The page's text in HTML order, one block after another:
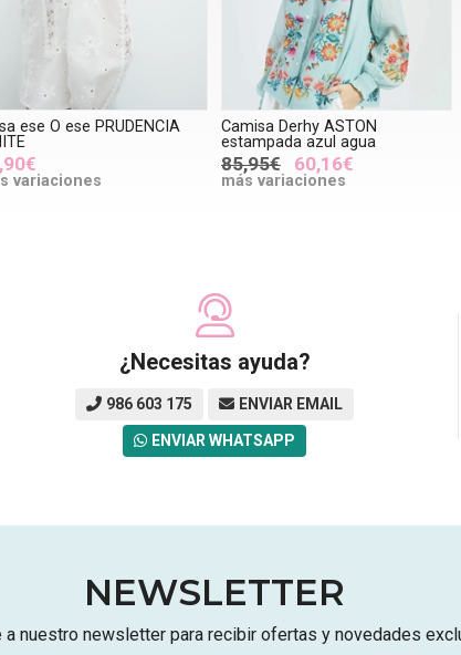
ese O ese PRUDENCIA
variaciones
Camisa Derhy ASTON
estampada azul agua
85,95€ 60,16€
más variaciones
¿Necesitas ayuda?
986 603 175 ENVIAR EMAIL
ENVIAR WHATSAPP
NEWSLETTER
a nuestro newsletter para recibir ofertas y novedades